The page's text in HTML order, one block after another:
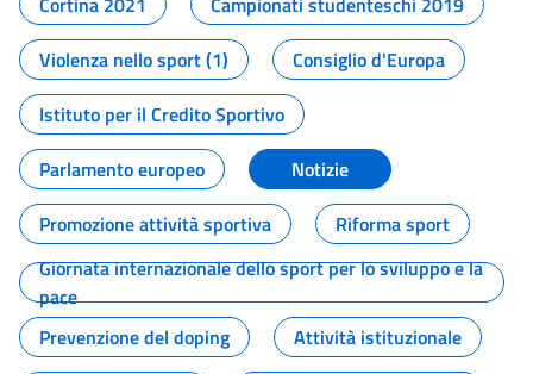
Violenza nello sport (1)
Consiglio d'Europa
Istituto per il Credito Sportivo
Parlamento europeo
Notizie
Promozione attività sportiva
Riforma sport
Giornata internazionale dello sport per lo sviluppo e la
pace
Prevenzione del doping
Attività istituzionale